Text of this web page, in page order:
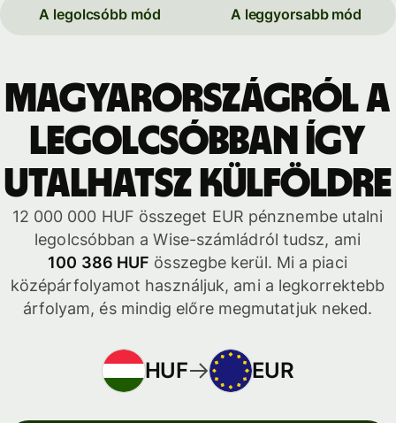
A legolcsóbb mód A leggyorsabb mód
Magyarországról a
legolcsóbban így
utalhatsz külföldre
12 000 000 HUF összeget EUR pénznembe utalni
legolcsóbban a Wise-számládról tudsz, ami
100 386 HUF összegbe kerül. Mi a piaci
középárfolyamot használjuk, ami a legkorrektebb
árfolyam, és mindig előre megmutatjuk neked.
HUF EUR